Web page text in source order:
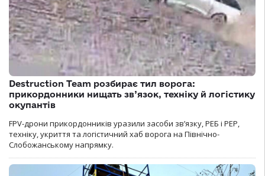
Destruction Team розбирає тил ворога:
прикордонники нищать зв’язок, техніку й логістику
окупантів
FPV-дрони прикордонників уразили засоби зв’язку, РЕБ і РЕР,
техніку, укриття та логістичний хаб ворога на Північно-
Слобожанському напрямку.